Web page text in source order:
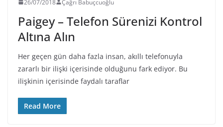
26/07/2018 Çağrı Babuçcuoğlu
Paigey – Telefon Sürenizi Kontrol
Altına Alın
Her geçen gün daha fazla insan, akıllı telefonuyla
zararlı bir ilişki içerisinde olduğunu fark ediyor. Bu
ilişkinin içerisinde faydalı taraflar
Read More